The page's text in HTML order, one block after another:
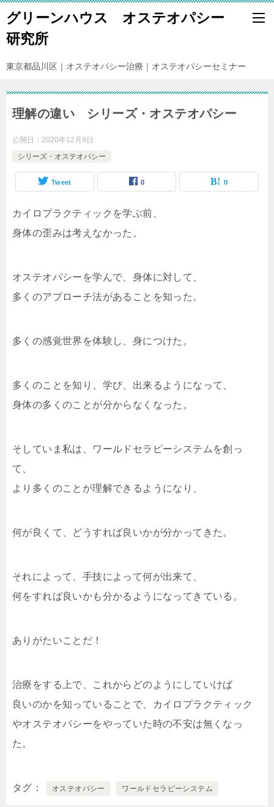
グリーンハウス オステオパシー
研究所
東京都品川区｜オステオパシー治療｜オステオパシーセミナー
理解の違い シリーズ・オステオパシー
公開日： 2020年12月9日
シリーズ・オステオパシー
Tweet 0 0
カイロプラクティックを学ぶ前、
身体の歪みは考えなかった。
オステオパシーを学んで、身体に対して、
多くのアプローチ法があることを知った。
多くの感覚世界を体験し、身につけた。
多くのことを知り、学び、出来るようになって、
身体の多くのことが分からなくなった。
そしていま私は、ワールドセラピーシステムを創っ
て、
より多くのことが理解できるようになり、
何が良くて、どうすれば良いかが分かってきた。
それによって、手技によって何が出来て、
何をすれば良いかも分かるようになってきている。
ありがたいことだ！
治療をする上で、これからどのようにしていけば
良いのかを知っていることで、カイロプラクティック
やオステオパシーをやっていた時の不安は無くなっ
た。
タグ オステオパシー ワールドセラピーシステム